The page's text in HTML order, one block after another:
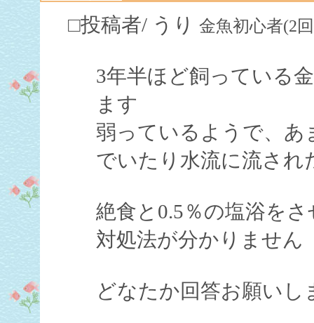
□投稿者/ うり 金魚初心者(2
3年半ほど飼っている
ます
弱っているようで、あ
でいたり水流に流され
絶食と0.5％の塩浴を
対処法が分かりません
どなたか回答お願いし